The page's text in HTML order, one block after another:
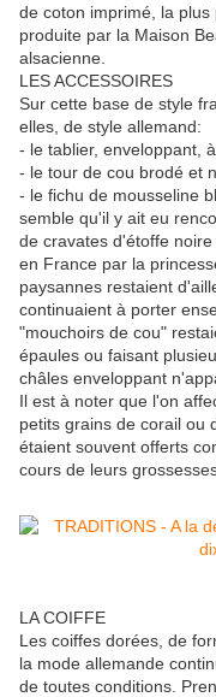
de coton imprimé, la plus
produite par la Maison
alsacienne.
LES ACCESSOIRES
Sur cette base de style
elles, de style allemand:
- le tablier, enveloppant,
- le tour de cou brodé et
- le fichu de mousseline
semble qu'il y ait eu
de cravates d'étoffe
en France par la
paysannes restaient
continuaient à porter
"mouchoirs de cou"
épaules ou faisant
châles enveloppant
Il est à noter que l'on
petits grains de corail ou
étaient souvent offerts
cours de leurs
LA COIFFE
Les coiffes dorées, de
la mode allemande
de toutes conditions.